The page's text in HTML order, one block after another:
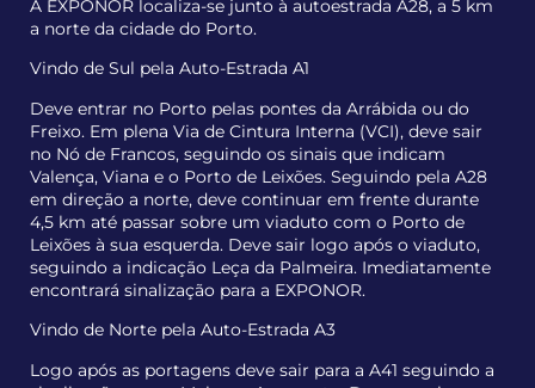
A EXPONOR localiza-se junto à autoestrada A28, a 5 km
a norte da cidade do Porto.
Vindo de Sul pela Auto-Estrada A1
Deve entrar no Porto pelas pontes da Arrábida ou do
Freixo. Em plena Via de Cintura Interna (VCI), deve sair
no Nó de Francos, seguindo os sinais que indicam
Valença, Viana e o Porto de Leixões. Seguindo pela A28
em direção a norte, deve continuar em frente durante
4,5 km até passar sobre um viaduto com o Porto de
Leixões à sua esquerda. Deve sair logo após o viaduto,
seguindo a indicação Leça da Palmeira. Imediatamente
encontrará sinalização para a EXPONOR.
Vindo de Norte pela Auto-Estrada A3
Logo após as portagens deve sair para a A41 seguindo a